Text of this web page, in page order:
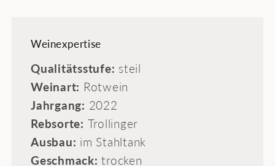
Weinexpertise
Qualitätsstufe: steil
Weinart: Rotwein
Jahrgang: 2022
Rebsorte: Trollinger
Ausbau: im Stahltank
Geschmack:trocken